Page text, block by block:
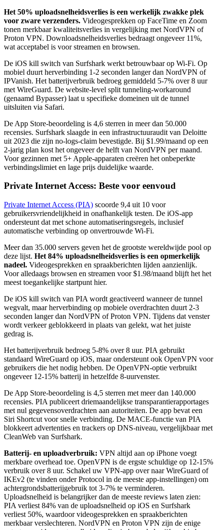
Het 50% uploadsnelheidsverlies is een werkelijk zwakke plek
voor zware verzenders. Videogesprekken op FaceTime en Zoom
tonen merkbaar kwaliteitsverlies in vergelijking met NordVPN of
Proton VPN. Downloadsnelheidsverlies bedraagt ongeveer 11%,
wat acceptabel is voor streamen en browsen.
De iOS kill switch van Surfshark werkt betrouwbaar op Wi-Fi. Op
mobiel duurt herverbinding 1-2 seconden langer dan NordVPN of
IPVanish. Het batterijverbruik bedroeg gemiddeld 5-7% over 8 uur
met WireGuard. De website-level split tunneling-workaround
(genaamd Bypasser) laat u specifieke domeinen uit de tunnel
uitsluiten via Safari.
De App Store-beoordeling is 4,6 sterren in meer dan 50.000
recensies. Surfshark slaagde in een infrastructuuraudit van Deloitte
uit 2023 die zijn no-logs-claim bevestigde. Bij $1.99/maand op een
2-jarig plan kost het ongeveer de helft van NordVPN per maand.
Voor gezinnen met 5+ Apple-apparaten creëren het onbeperkte
verbindingslimiet en lage prijs duidelijke waarde.
Private Internet Access: Beste voor eenvoud
Private Internet Access (PIA) scoorde 9,4 uit 10 voor
gebruikersvriendelijkheid in onafhankelijk testen. De iOS-app
ondersteunt dat met schone automatiseringsregels, inclusief
automatische verbinding op onvertrouwde Wi-Fi.
Meer dan 35.000 servers geven het de grootste wereldwijde pool op
deze lijst. Het 84% uploadsnelheidsverlies is een opmerkelijk
nadeel. Videogesprekken en spraakberichten lijden aanzienlijk.
Voor alledaags browsen en streamen voor $1.98/maand blijft het het
meest toegankelijke startpunt hier.
De iOS kill switch van PIA wordt geactiveerd wanneer de tunnel
wegvalt, maar herverbinding op mobiele overdrachten duurt 2-3
seconden langer dan NordVPN of Proton VPN. Tijdens dat venster
wordt verkeer geblokkeerd in plaats van gelekt, wat het juiste
gedrag is.
Het batterijverbruik bedroeg 5-8% over 8 uur. PIA gebruikt
standaard WireGuard op iOS, maar ondersteunt ook OpenVPN voor
gebruikers die het nodig hebben. De OpenVPN-optie verbruikt
ongeveer 12-15% batterij in hetzelfde 8-uurvenster.
De App Store-beoordeling is 4,5 sterren met meer dan 140.000
recensies. PIA publiceert driemaandelijkse transparantierapportages
met nul gegevensoverdrachten aan autoriteiten. De app bevat een
Siri Shortcut voor snelle verbinding. De MACE-functie van PIA
blokkeert advertenties en trackers op DNS-niveau, vergelijkbaar met
CleanWeb van Surfshark.
Batterij- en uploadverbruik: VPN altijd aan op iPhone voegt
merkbare overhead toe. OpenVPN is de ergste schuldige op 12-15%
verbruik over 8 uur. Schakel uw VPN-app over naar WireGuard of
IKEv2 (te vinden onder Protocol in de meeste app-instellingen) om
achtergrondsbatterijgebruik tot 3-7% te verminderen.
Uploadsnelheid is belangrijker dan de meeste reviews laten zien:
PIA verliest 84% van de uploadsnelheid op iOS en Surfshark
verliest 50%, waardoor videogesprekken en spraakberichten
merkbaar verslechteren. NordVPN en Proton VPN zijn de enige